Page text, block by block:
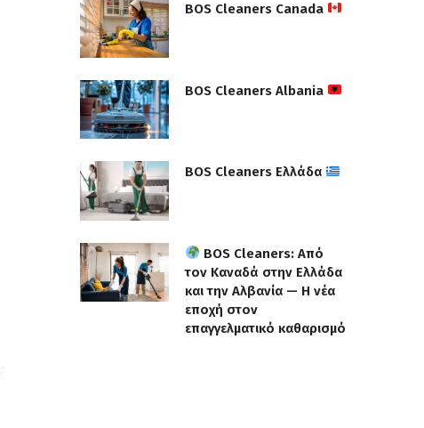
BOS Cleaners Canada
BOS Cleaners Albania
BOS Cleaners Ελλάδα
BOS Cleaners: Από
τον Καναδά στην Ελλάδα
και την Αλβανία — Η νέα
εποχή στον
επαγγελματικό καθαρισμό